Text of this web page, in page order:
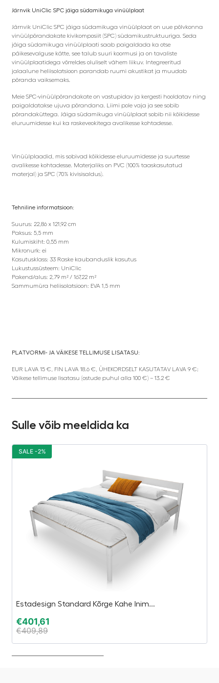
Järnvik UniClic SPC jäiga südamikuga vinüülplaat
Järnvik UniClic SPC jäiga südamikuga vinüülplaat on uue põlvkonna
vinüülpõrandakate kivikomposiit (SPC) südamikustruktuuriga. Seda
jäiga südamikuga vinüülplaati saab paigaldada ka otse
päikesevalguse kätte, see talub suuri koormusi ja on tavaliste
vinüülplaatidega võrreldes oluliselt vähem liikuv. Integreeritud
jalaalune heliisolatsioon parandab ruumi akustikat ja muudab
põranda vaiksemaks.
Meie SPC-vinüülpõrandakate on vastupidav ja kergesti hooldatav ning
paigaldatakse ujuva põrandana. Liimi pole vaja ja see sobib
põrandaküttega. Jäiga südamikuga vinüülplaat sobib nii kõikidesse
eluruumidesse kui ka raskeveokitega avalikesse kohtadesse.
Vinüülplaadid, mis sobivad kõikidesse eluruumidesse ja suurtesse
avalikesse kohtadesse. Materjaliks on PVC (100% taaskasutatud
materjal) ja SPC (70% kivisisaldus).
Tehniline informatsioon:
Suurus: 22,86 x 121,92 cm
Paksus: 5,5 mm
Kulumiskiht: 0,55 mm
Mikronurk: ei
Kasutusklass: 33 Raske kaubanduslik kasutus
Lukustussüsteem: UniClic
Pakend/alus: 2,79 m² / 167,22 m²
Sammumüra heliisolatsioon: EVA 1,5 mm
PLATVORMI- JA VÄIKESE TELLIMUSE LISATASU:
EUR LAVA 15 €, FIN LAVA 18.6 €, ÜHEKORDSELT KASUTATAV LAVA 9 €;
Väikese tellimuse lisatasu (ostude puhul alla 100 €) – 13.2 €
Sulle võib meeldida ka
Estadesign Standard Kõrge Kahe Inim...
€401,61
€409,89
SALE -2%